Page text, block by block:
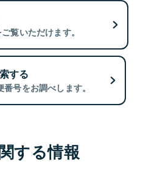
覧いただけます。
する
号をお調べします。
する情報